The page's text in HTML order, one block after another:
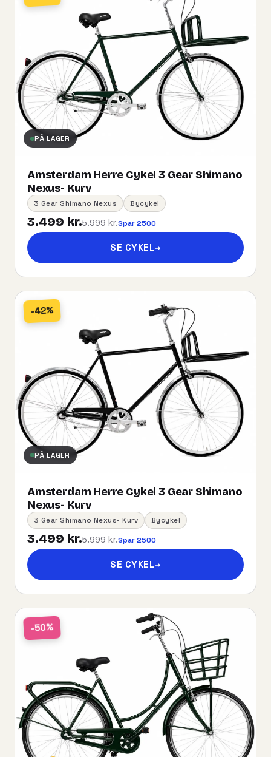
PÅ LAGER
Amsterdam Herre Cykel 3 Gear Shimano
Nexus- Kurv
3 Gear Shimano Nexus Bycykel
3.499 kr.5.999 kr.Spar 2500
SE CYKEL→
-42%
PÅ LAGER
Amsterdam Herre Cykel 3 Gear Shimano
Nexus- Kurv
3 Gear Shimano Nexus- Kurv Bycykel
3.499 kr.5.999 kr.Spar 2500
SE CYKEL→
-50%